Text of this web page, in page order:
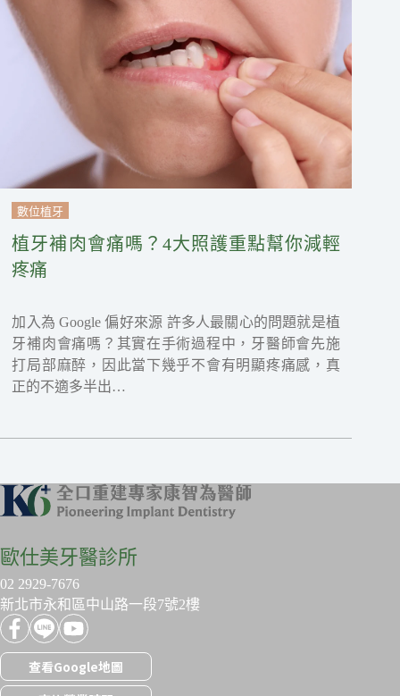
數位植牙
植牙補肉會痛嗎？4大照護重點幫你減輕
疼痛
加入為 Google 偏好來源 許多人最關心的問題就是植
牙補肉會痛嗎？其實在手術過程中，牙醫師會先施
打局部麻醉，因此當下幾乎不會有明顯疼痛感，真
正的不適多半出…
歐仕美牙醫診所
02 2929-7676
新北市永和區中山路一段7號2樓
查看Google地圖